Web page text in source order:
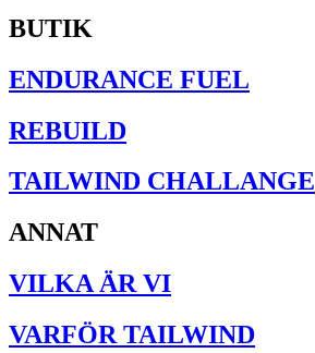
BUTIK
ENDURANCE FUEL
REBUILD
TAILWIND CHALLANGE
ANNAT
VILKA ÄR VI
VARFÖR TAILWIND